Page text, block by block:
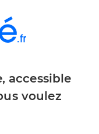
accessible
voulez